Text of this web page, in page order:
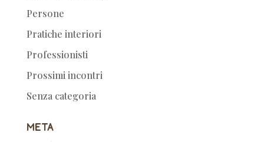
Persone
Pratiche interiori
Professionisti
Prossimi incontri
Senza categoria
Meta